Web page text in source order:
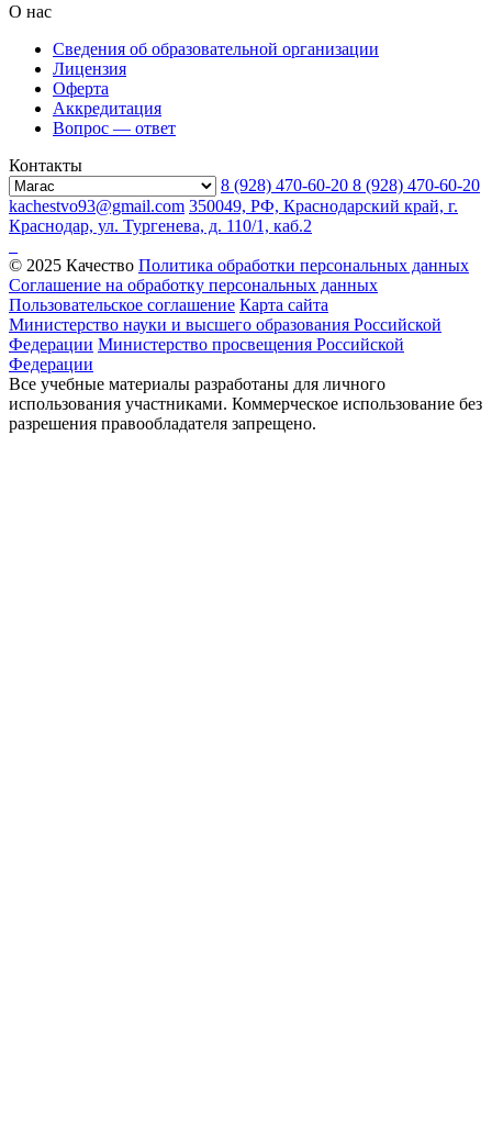
О нас
Сведения об образовательной организации
Лицензия
Оферта
Аккредитация
Вопрос — ответ
Контакты
8 (928) 470-60-20 8 (928) 470-60-20
kachestvo93@gmail.com 350049, РФ, Краснодарский край, г.
Краснодар, ул. Тургенева, д. 110/1, каб.2
© 2025 Качество Политика обработки персональных данных
Соглашение на обработку персональных данных
Пользовательское соглашение Карта сайта
Министерство науки и высшего образования Российской
Федерации Министерство просвещения Российской
Федерации
Все учебные материалы разработаны для личного
использования участниками. Коммерческое использование без
разрешения правообладателя запрещено.